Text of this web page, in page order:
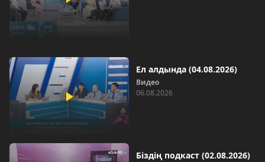
Ел алдында (04.08.2026)
Видео
06.08.2026
Біздің подкаст (02.08.2026)